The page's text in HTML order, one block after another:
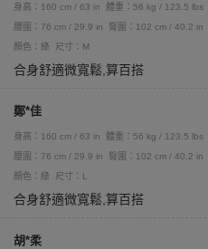
身高：160 cm / 63 in 體重：56 kg / 123.5 lbs
腰圍：76 cm / 29.9 in
臀圍：102 cm / 40.2 in
顏色：綠
尺寸：M
合身舒適微寬鬆,算百搭
鄭*佳
身高：160 cm / 63 in 體重：56 kg / 123.5 lbs
腰圍：76 cm / 29.9 in
臀圍：102 cm / 40.2 in
顏色：綠
尺寸：L
合身舒適微寬鬆,算百搭
胡*柔